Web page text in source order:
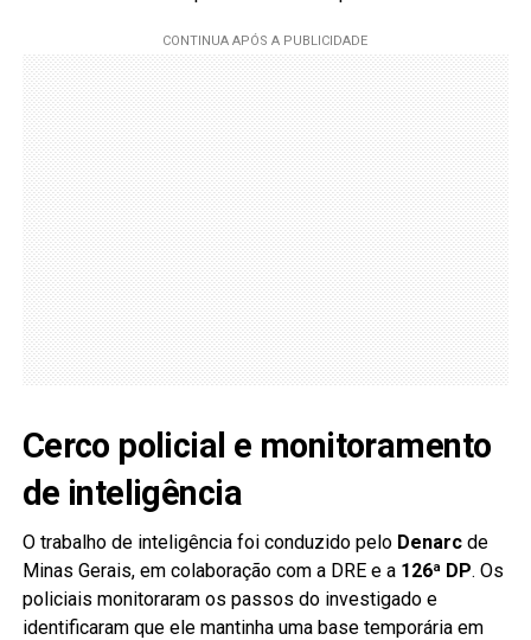
Cerco policial e monitoramento
de inteligência
O trabalho de inteligência foi conduzido pelo Denarcde
Minas Gerais, em colaboração com a DRE e a 126ª DP. Os
policiais monitoraram os passos do investigado e
identificaram que ele mantinha uma base temporária em